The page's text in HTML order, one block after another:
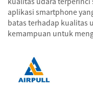
aplikasi smartphone
batas terhadap kualitas
kemampuan untuk